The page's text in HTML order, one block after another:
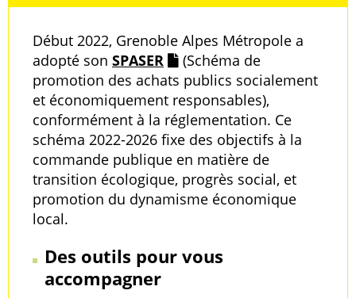
Début 2022, Grenoble Alpes Métropole a
adopté son SPASER
(Schéma de
promotion des achats publics socialement
et économiquement responsables),
conformément à la réglementation. Ce
schéma 2022-2026 fixe des objectifs à la
commande publique en matière de
transition écologique, progrès social, et
promotion du dynamisme économique
local.
Des outils pour vous
accompagner